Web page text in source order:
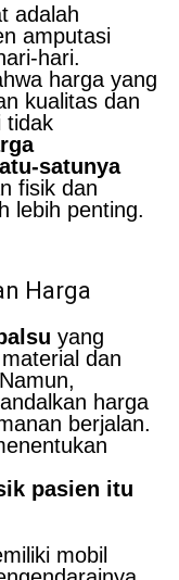
adalah
amputasi
hari.
harga yang
kualitas dan
tidak
satunya
fisik dan
lebih penting.
Harga
yang
dan
harga
berjalan.
pasien itu
mobil